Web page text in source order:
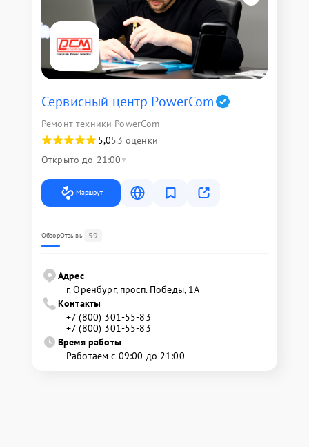
Сервисный центр PowerCom
Ремонт техники PowerCom
5,053 оценки
Открыто до 21:00
Маршрут
ОбзорОтзывы 59
Адрес
г. Оренбург, просп. Победы, 1А
Контакты
+7 (800) 301-55-83
+7 (800) 301-55-83
Время работы
Работаем с 09:00 до 21:00